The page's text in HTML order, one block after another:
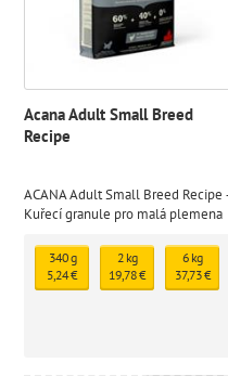
Acana Adult Small Breed
Recipe
ACANA Adult Small Breed Recipe
Kuřecí granule pro malá plemena
340 g
5,24 €
2 kg
19,78 €
6 kg
37,73 €